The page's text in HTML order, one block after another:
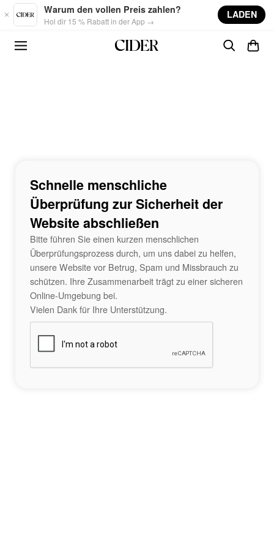
Skip to main content
Warum den vollen Preis zahlen?
Hol dir 15 % Rabatt in der App →
LADEN
Schnelle menschliche
Überprüfung zur Sicherheit der
Website abschließen
Bitte führen Sie einen kurzen menschlichen
Überprüfungsprozess durch, um uns dabei zu helfen,
unsere Website vor Betrug, Spam und Missbrauch zu
schützen. Ihre Zusammenarbeit trägt zu einer sicheren
Online-Umgebung bei.
Vielen Dank für Ihre Unterstützung.